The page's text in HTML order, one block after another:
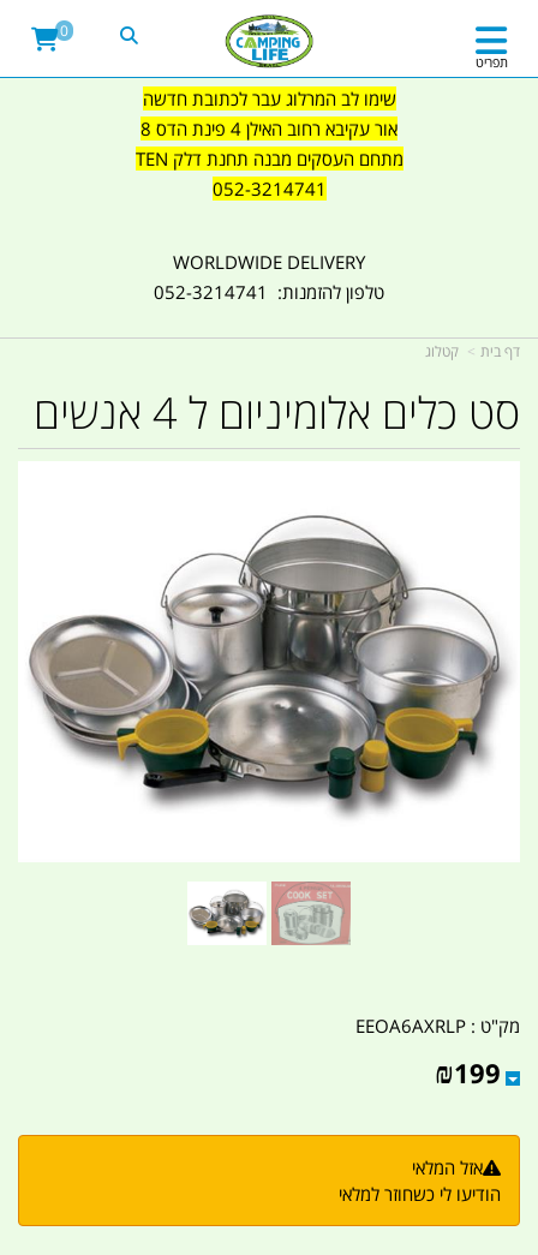
שימו לב המרלוג עבר לכתובת חדשה
אור עקיבא רחוב האילן 4 פינת הדס 8
מתחם העסקים מבנה תחנת דלק TEN
052-3214741
WORLDWIDE DELIVERY
טלפון להזמנות: 052-3214741
תפריט
0
דף בית קטלוג
סט כלים אלומיניום ל 4 אנשים
מק"ט : EEOA6AXRLP
₪199
אזל המלאי
הודיעו לי כשחוזר למלאי